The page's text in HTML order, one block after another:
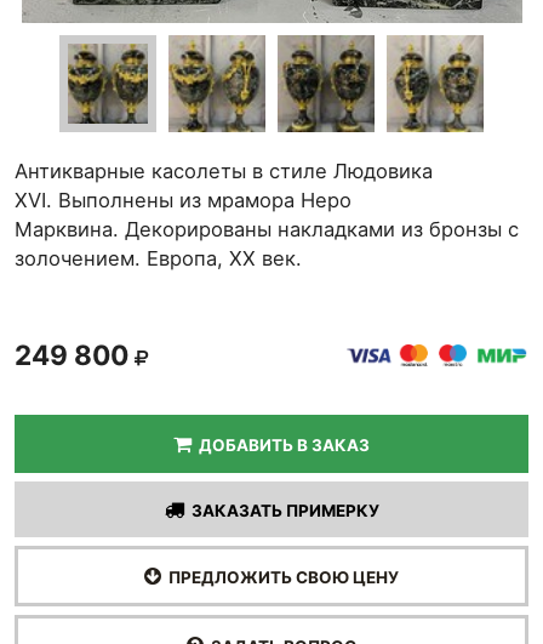
Антикварные касолеты в стиле Людовика
XVI. Выполнены из мрамора Неро
Марквина. Декорированы накладками из бронзы с
золочением. Европа, XX век.
249 800
ДОБАВИТЬ В ЗАКАЗ
ЗАКАЗАТЬ ПРИМЕРКУ
ПРЕДЛОЖИТЬ СВОЮ ЦЕНУ